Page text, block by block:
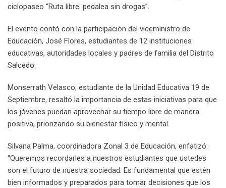
ciclopaseo “Ruta libre: pedalea sin drogas”.
El evento contó con la participación del viceministro de
Educación, José Flores, estudiantes de 12 instituciones
educativas, autoridades locales y padres de familia del Distrito
Salcedo.
Monserrath Velasco, estudiante de la Unidad Educativa 19 de
Septiembre, resaltó la importancia de estas iniciativas para que
los jóvenes puedan aprovechar su tiempo libre de manera
positiva, priorizando su bienestar físico y mental.
Silvana Palma, coordinadora Zonal 3 de Educación, enfatizó:
“Queremos recordarles a nuestros estudiantes que ustedes
son el futuro de nuestra sociedad. Es fundamental que estén
bien informados y preparados para tomar decisiones que los